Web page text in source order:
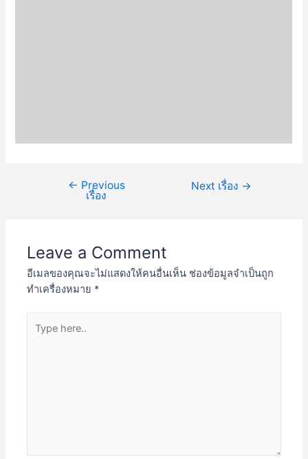
← Previous
เรื่อง
Next เรื่อง →
Leave a Comment
อีเมลของคุณจะไม่แสดงให้คนอื่นเห็น ช่องข้อมูลจำเป็นถูก
ทำเครื่องหมาย *
here..